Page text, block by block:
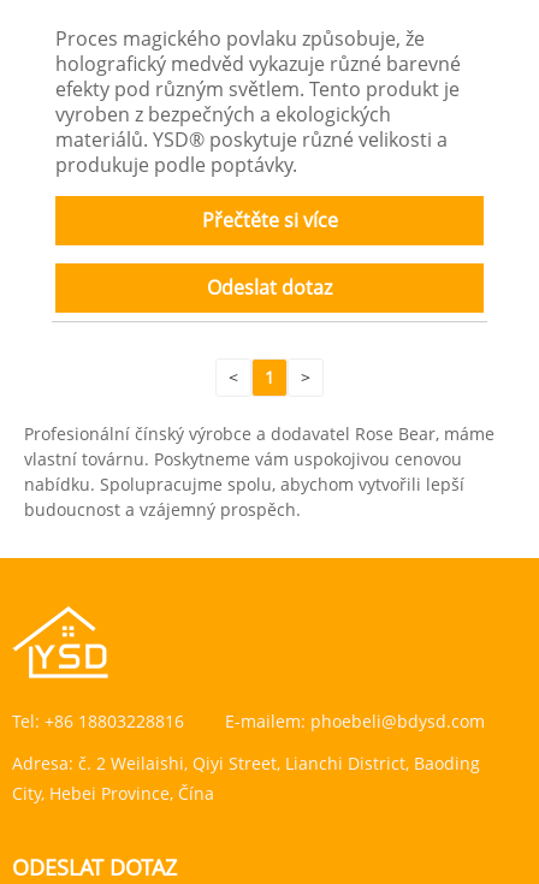
Proces magického povlaku způsobuje, že
holografický medvěd vykazuje různé barevné
efekty pod různým světlem. Tento produkt je
vyroben z bezpečných a ekologických
materiálů. YSD® poskytuje různé velikosti a
produkuje podle poptávky.
Přečtěte si více
Odeslat dotaz
< 1 >
Profesionální čínský výrobce a dodavatel Rose Bear, máme
vlastní továrnu. Poskytneme vám uspokojivou cenovou
nabídku. Spolupracujme spolu, abychom vytvořili lepší
budoucnost a vzájemný prospěch.
Tel: +86 18803228816 E-mailem: phoebeli@bdysd.com
Adresa: č. 2 Weilaishi, Qiyi Street, Lianchi District, Baoding
City, Hebei Province, Čína
ODESLAT DOTAZ